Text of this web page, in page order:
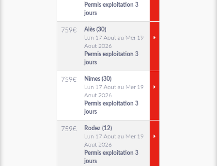
Permis exploitation 3
jours
759€
Alès (30)
Lun 17 Aout au Mer 19
Aout 2026
Permis exploitation 3
jours
759€
Nîmes (30)
Lun 17 Aout au Mer 19
Aout 2026
Permis exploitation 3
jours
759€
Rodez (12)
Lun 17 Aout au Mer 19
Aout 2026
Permis exploitation 3
jours